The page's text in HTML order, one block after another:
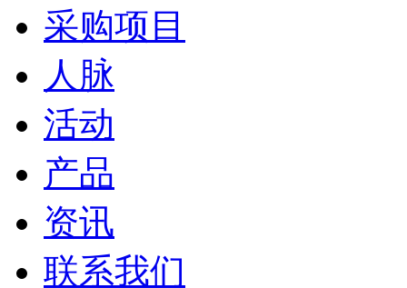
采购项目
人脉
活动
产品
资讯
联系我们